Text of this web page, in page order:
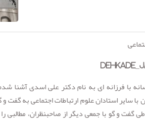
رسانه با فرزانه ای به نام دکتر علی اسدی
با سایر استادان علوم ارتباطات اجتماعی به گفت
طی گفت و گو با جمعی دیگر از صاحبنظران،